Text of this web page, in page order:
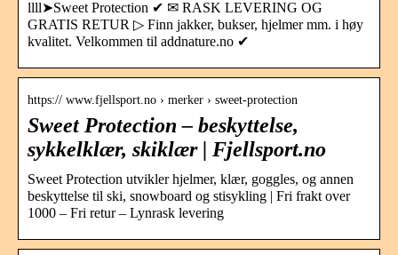
llll➤Sweet Protection ✔ ✉ RASK LEVERING OG
GRATIS RETUR ▷ Finn jakker, bukser, hjelmer mm. i høy
kvalitet. Velkommen til addnature.no ✔
https:// www.fjellsport.no › merker › sweet-protection
Sweet Protection – beskyttelse,
sykkelklær, skiklær | Fjellsport.no
Sweet Protection utvikler hjelmer, klær, goggles, og annen
beskyttelse til ski, snowboard og stisykling | Fri frakt over
1000 – Fri retur – Lynrask levering